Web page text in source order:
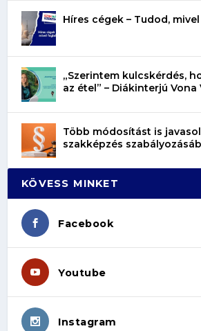
Híres cégek – Tudod,
„Szerintem kulcskérdés,
az étel” – Diákinterjú Vona
Több módosítást is javasol
szakképzés
KÖVESS MINKET
Facebook
Youtube
Instagram